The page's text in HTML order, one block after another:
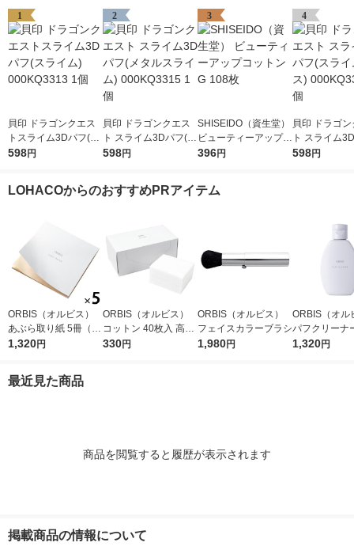
1
貝印 ドラゴンクエス
トスライム3Dパフ(ス
ライム) 000KQ3313 1
598円
2
貝印 ドラゴンクエス
ト スライム3Dパフ(メ
タルスライム) 000KQ
598円
3
SHISEIDO（資生堂）
ビューティーアップコ
ットン G 108枚
396円
4
貝印 ドラゴ
ト スライム
ライムベス)
598円
LOHACOからのおすすめPRアイテム
ORBIS（オルビス）
あぶら取り紙 5冊（30
枚×5冊）
1,320円
ORBIS（オルビス）
コットン 40枚入 高級
綿100％
330円
ORBIS（オルビス）
フェイスカラーブラシ
1,980円
ORBIS（オル
パフクリーナ
×2個
1,320円
最近見た商品
商品を閲覧すると履歴が表示されます
掲載商品の情報について